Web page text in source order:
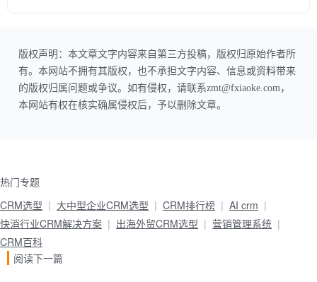
版权声明：本文章文字内容来自第三方投稿，版权归原始作者所
有。本网站不拥有其版权，也不承担文字内容、信息或资料带来
的版权归属问题或争议。如有侵权，请联系zmt@fxiaoke.com，
本网站有权在核实确属侵权后，予以删除文章。
热门专题
CRM选型
大中型企业CRM选型 CRM排行榜
AI crm
快消行业CRM解决方案
出海外贸CRM选型
营销管理系统
CRM百科
阅读下一篇